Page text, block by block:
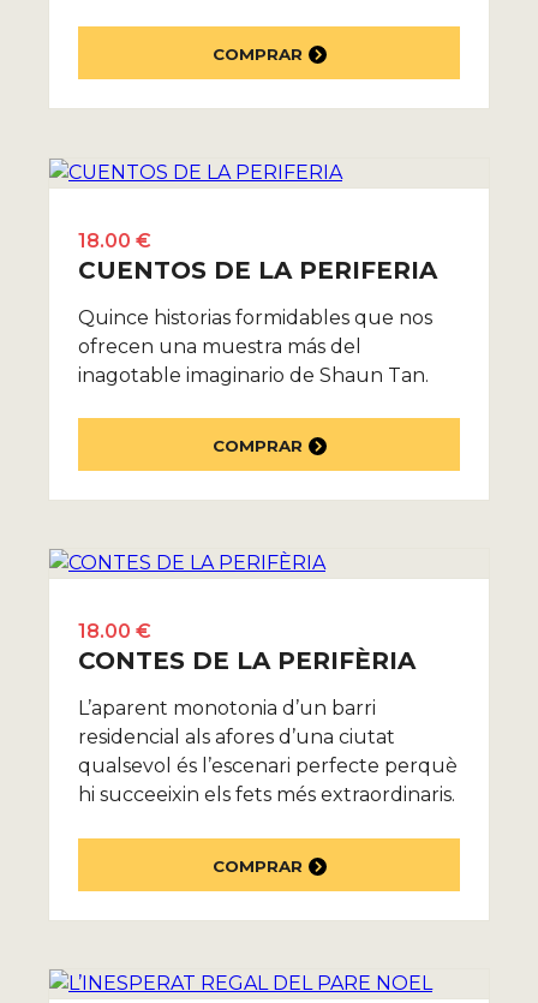
COMPRAR
18.00 €
CUENTOS DE LA PERIFERIA
Quince historias formidables que nos
ofrecen una muestra más del
inagotable imaginario de Shaun Tan.
COMPRAR
18.00 €
CONTES DE LA PERIFÈRIA
L’aparent monotonia d’un barri
residencial als afores d’una ciutat
qualsevol és l’escenari perfecte perquè
hi succeeixin els fets més extraordinaris.
COMPRAR